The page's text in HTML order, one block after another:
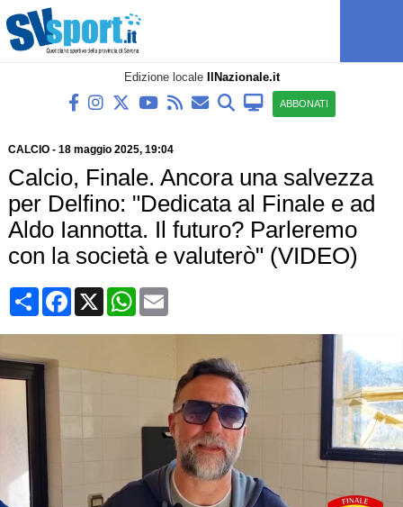
Edizione locale IlNazionale.it
ABBONATI
CALCIO- 18 maggio 2025, 19:04
Calcio, Finale. Ancora una salvezza
per Delfino: "Dedicata al Finale e ad
Aldo Iannotta. Il futuro? Parleremo
con la società e valuterò" (VIDEO)
CondividiFacebook
X WhatsApp
Email